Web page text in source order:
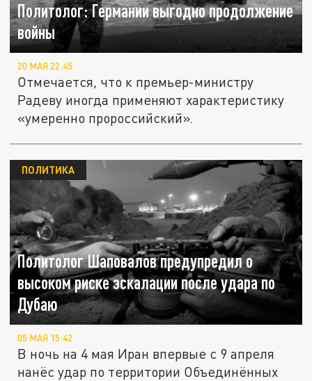
Политолог: Германии выгодно продолжение
войны
20 МАЯ 22:45
Отмечается, что к премьер-министру
Радеву иногда применяют характеристику
«умеренно пророссийский».
Политолог Шаповалов предупредил о
высоком риске эскалации после удара по
Дубаю
ПОЛИТИКА
05 МАЯ 15:42
В ночь на 4 мая Иран впервые с 9 апреля
нанёс удар по территории Объединённых